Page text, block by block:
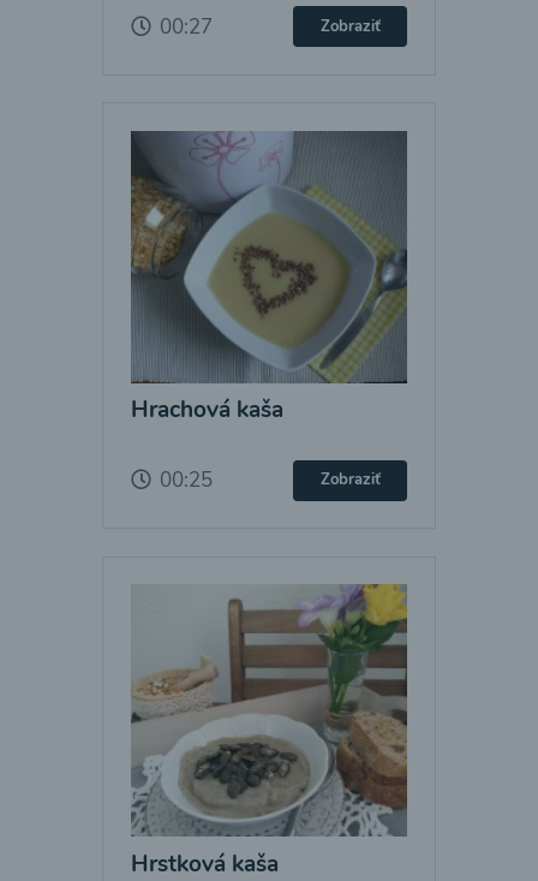
00:27 Zobraziť
Hrachová kaša
00:25 Zobraziť
Hrstková kaša